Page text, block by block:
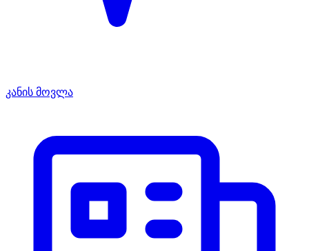
კანის მოვლა